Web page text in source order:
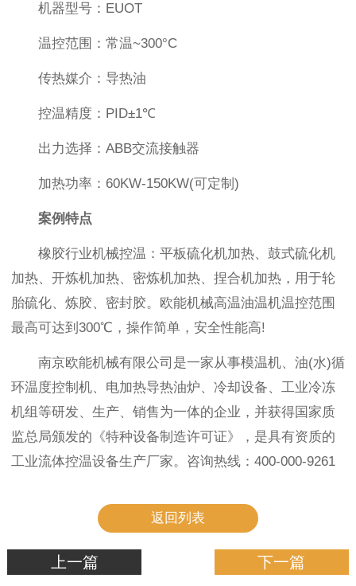
机器型号：EUOT
温控范围：常温~300°C
传热媒介：导热油
控温精度：PID±1℃
出力选择：ABB交流接触器
加热功率：60KW-150KW(可定制)
案例特点
橡胶行业机械控温：平板硫化机加热、鼓式硫化机
加热、开炼机加热、密炼机加热、捏合机加热，用于轮
胎硫化、炼胶、密封胶。欧能机械高温油温机温控范围
最高可达到300℃，操作简单，安全性能高!
南京欧能机械有限公司是一家从事模温机、油(水)循
环温度控制机、电加热导热油炉、冷却设备、工业冷冻
机组等研发、生产、销售为一体的企业，并获得国家质
监总局颁发的《特种设备制造许可证》，是具有资质的
工业流体控温设备生产厂家。咨询热线：400-000-9261
返回列表
上一篇 下一篇